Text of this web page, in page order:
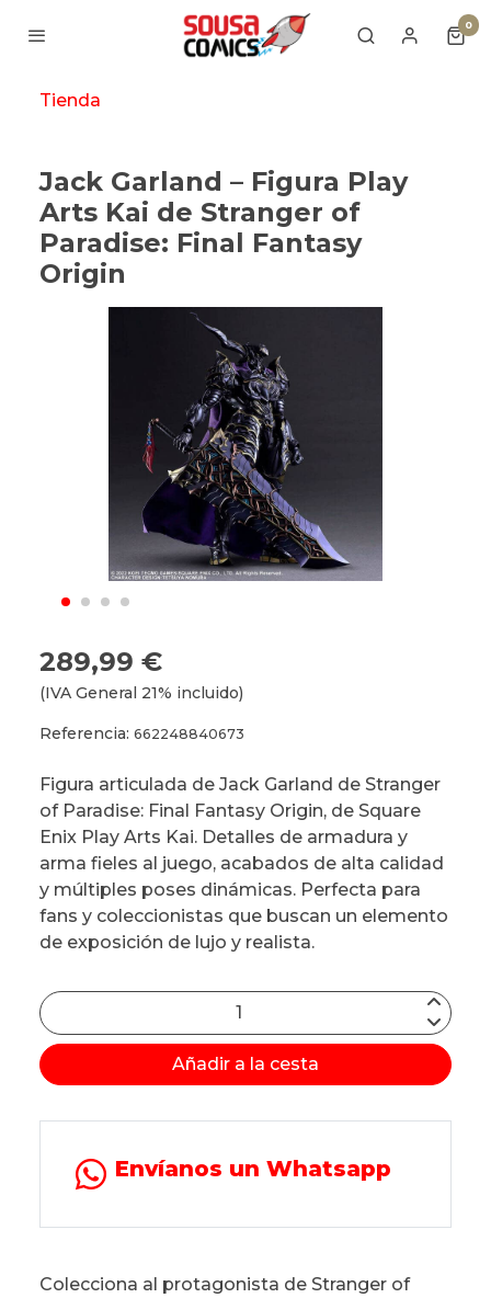
0
Tienda
Jack Garland – Figura Play
Arts Kai de Stranger of
Paradise: Final Fantasy
Origin
289,99 €
(IVA General 21% incluido)
Referencia: 662248840673
Figura articulada de Jack Garland de Stranger
of Paradise: Final Fantasy Origin, de Square
Enix Play Arts Kai. Detalles de armadura y
arma fieles al juego, acabados de alta calidad
y múltiples poses dinámicas. Perfecta para
fans y coleccionistas que buscan un elemento
de exposición de lujo y realista.
Añadir a la cesta
Envíanos un Whatsapp
Colecciona al protagonista de Stranger of